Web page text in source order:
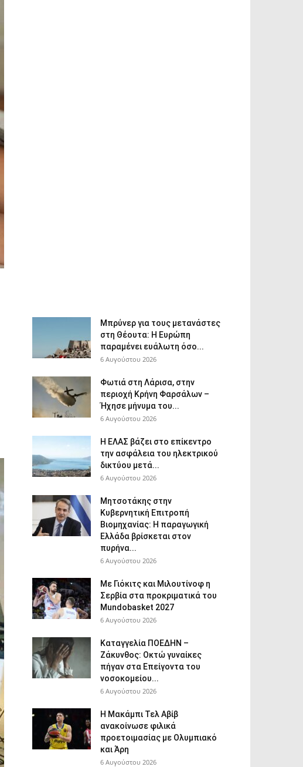
Μπρύνερ για τους μετανάστες
στη Θέουτα: Η Ευρώπη
παραμένει ευάλωτη όσο...
6 Αυγούστου 2026
Φωτιά στη Λάρισα, στην
περιοχή Κρήνη Φαρσάλων –
Ήχησε μήνυμα του...
6 Αυγούστου 2026
Η ΕΛΑΣ βάζει στο επίκεντρο
την ασφάλεια του ηλεκτρικού
δικτύου μετά...
6 Αυγούστου 2026
Μητσοτάκης στην
Κυβερνητική Επιτροπή
Βιομηχανίας: Η παραγωγική
Ελλάδα βρίσκεται στον
πυρήνα...
6 Αυγούστου 2026
Με Γιόκιτς και Μιλουτίνοφ η
Σερβία στα προκριματικά του
Mundobasket 2027
6 Αυγούστου 2026
Καταγγελία ΠΟΕΔΗΝ –
Ζάκυνθος: Οκτώ γυναίκες
πήγαν στα Επείγοντα του
νοσοκομείου...
6 Αυγούστου 2026
Η Μακάμπι Τελ Αβίβ
ανακοίνωσε φιλικά
προετοιμασίας με Ολυμπιακό
και Άρη
6 Αυγούστου 2026